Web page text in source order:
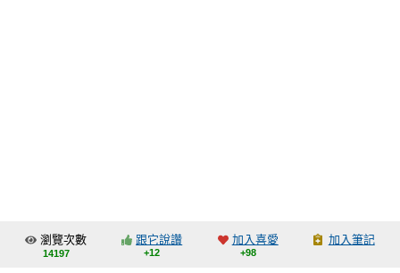
交流中心
瀏覽次數
14197
跟它說讚
+12
加入喜愛
+98
加入筆記